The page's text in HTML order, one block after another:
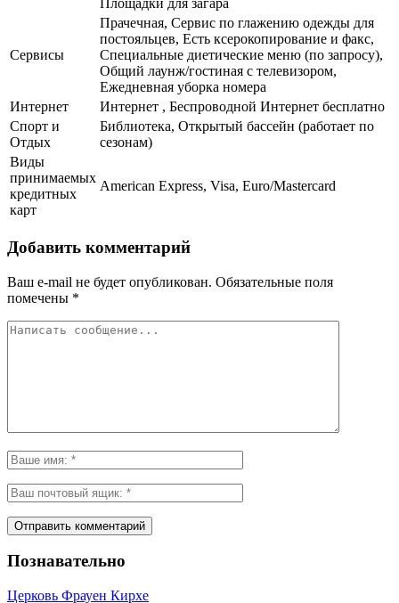
Площадки для загара
Сервисы
Прачечная, Сервис по глажению одежды для
постояльцев, Есть ксерокопирование и факс,
Специальные диетические меню (по запросу),
Общий лаунж/гостиная с телевизором,
Ежедневная уборка номера
Интернет
Интернет , Беспроводной Интернет бесплатно
Спорт и
Отдых
Библиотека, Открытый бассейн (работает по
сезонам)
Виды
принимаемых
кредитных
карт
American Express, Visa, Euro/Mastercard
Добавить комментарий
Ваш e-mail не будет опубликован. Обязательные поля
помечены *
Познавательно
Церковь Фрауен Кирхе